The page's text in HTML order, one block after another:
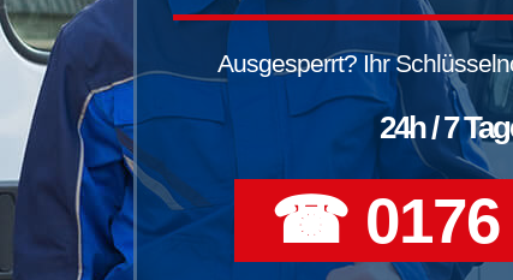
Ausgesperrt? Ihr
24h / 7
☎ 0176